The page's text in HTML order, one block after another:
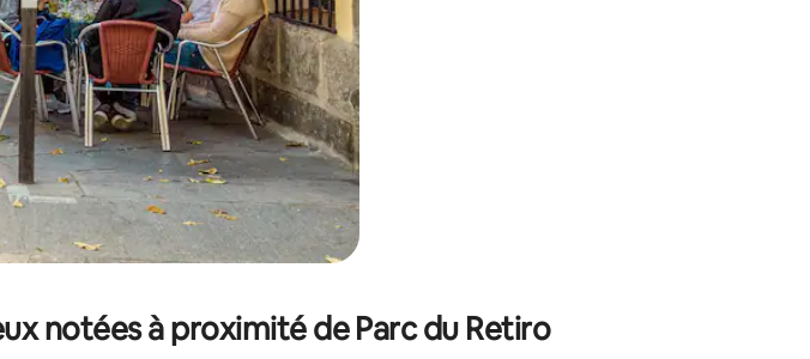
notées à proximité de Parc du Retiro